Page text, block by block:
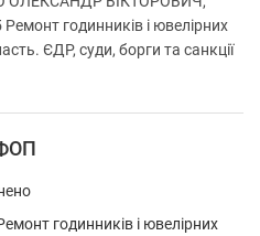
годинників і ювелірних
ЄДР, суди, борги та санкції
годинників і ювелірних